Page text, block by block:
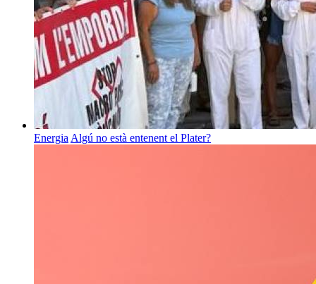
Energia Algú no està entenent el Plater?